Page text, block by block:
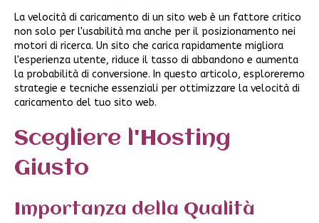
La velocità di caricamento di un sito web è un fattore critico
non solo per l'usabilità ma anche per il posizionamento nei
motori di ricerca. Un sito che carica rapidamente migliora
l'esperienza utente, riduce il tasso di abbandono e aumenta
la probabilità di conversione. In questo articolo, esploreremo
strategie e tecniche essenziali per ottimizzare la velocità di
caricamento del tuo sito web.
Scegliere l'Hosting
Giusto
Importanza della Qualità